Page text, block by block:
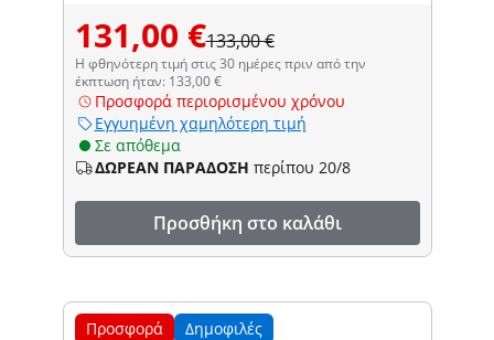
131,00 €133,00 €
Η φθηνότερη τιμή στις 30 ημέρες πριν από την
έκπτωση ήταν: 133,00 €
Προσφορά περιορισμένου χρόνου
Εγγυημένη χαμηλότερη τιμή
Σε απόθεμα
ΔΩΡΕΑΝ ΠΑΡΑΔΟΣΗ περίπου 20/8
Προσθήκη στο καλάθι
Προσφορά Δημοφιλές